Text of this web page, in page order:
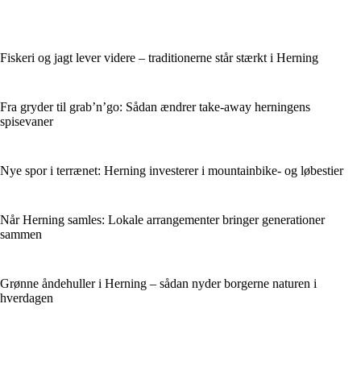
Fiskeri og jagt lever videre – traditionerne står stærkt i Herning
Fra gryder til grab’n’go: Sådan ændrer take-away herningens
spisevaner
Nye spor i terrænet: Herning investerer i mountainbike- og løbestier
Når Herning samles: Lokale arrangementer bringer generationer
sammen
Grønne åndehuller i Herning – sådan nyder borgerne naturen i
hverdagen